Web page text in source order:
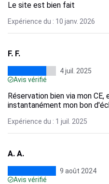
Le site est bien fait
Expérience du : 10 janv. 2026
F. F.
4 juil. 2025
Avis vérifié
Réservation bien via mon
instantanément mon bon
Expérience du : 1 juil. 2025
A. A.
9 août 2024
Avis vérifié